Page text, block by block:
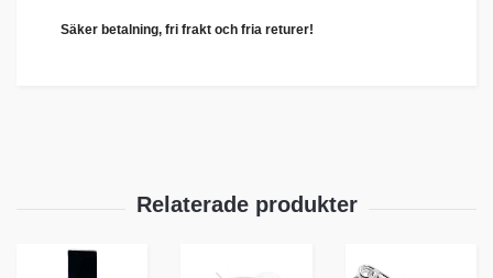
Säker betalning, fri frakt och fria returer!